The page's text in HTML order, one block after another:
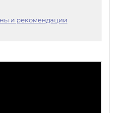
и рекомендации